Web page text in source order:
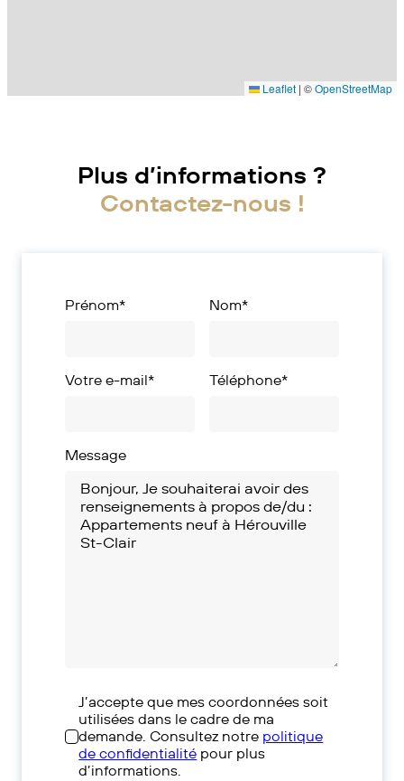
Leaflet | ©OpenStreetMap
Plus d’informations ?
Contactez-nous !
Prénom* Nom*
Votre e-mail* Téléphone*
Message
J’accepte que mes coordonnées soit
utilisées dans le cadre de ma
demande. Consultez notre politique
de confidentialité pour plus
d’informations.